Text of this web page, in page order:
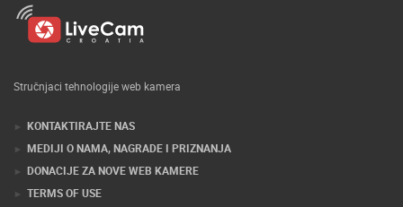
Stručnjaci tehnologije web kamera
KONTAKTIRAJTE NAS
MEDIJI O NAMA, NAGRADE I PRIZNANJA
DONACIJE ZA NOVE WEB KAMERE
TERMS OF USE